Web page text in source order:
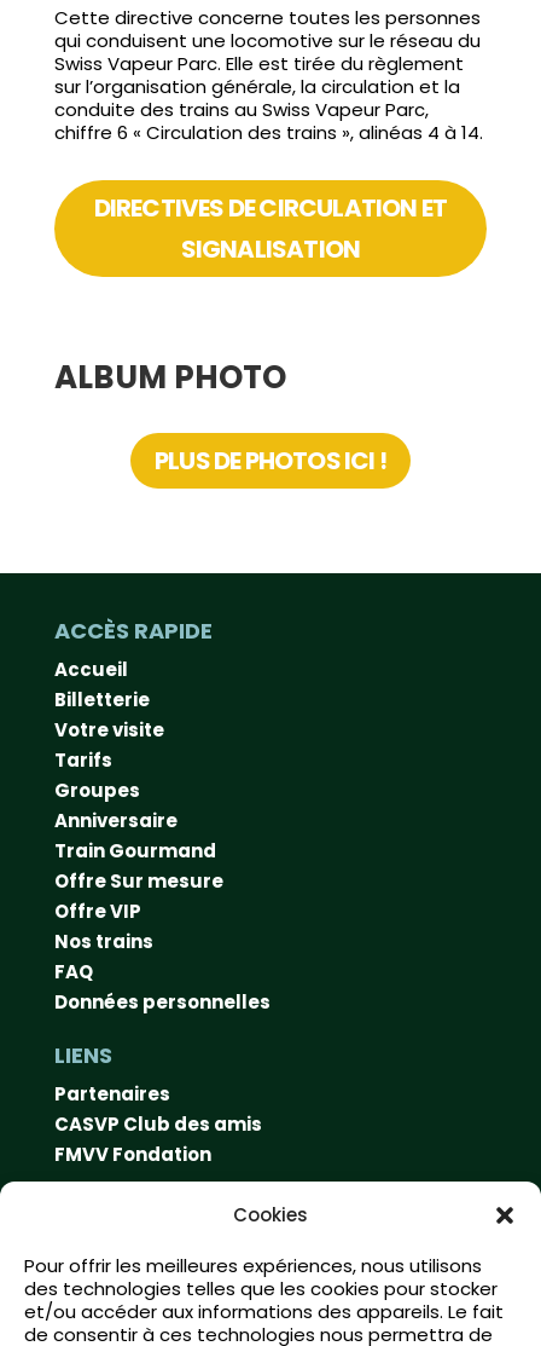
Cookies
Pour offrir les meilleures expériences, nous utilisons
des technologies telles que les cookies pour stocker
et/ou accéder aux informations des appareils. Le fait
de consentir à ces technologies nous permettra de
Cette directive concerne toutes les personnes
qui conduisent une locomotive sur le réseau du
Swiss Vapeur Parc. Elle est tirée du règlement
sur l’organisation générale, la circulation et la
conduite des trains au Swiss Vapeur Parc,
chiffre 6 « Circulation des trains », alinéas 4 à 14.
DIRECTIVES DE CIRCULATION ET
SIGNALISATION
ALBUM PHOTO
PLUS DE PHOTOS ICI !
ACCÈS RAPIDE
Accueil
Billetterie
Votre visite
Tarifs
Groupes
Anniversaire
Train Gourmand
Offre Sur mesure
Offre VIP
Nos trains
FAQ
Données personnelles
LIENS
Partenaires
CASVP Club des amis
FMVV Fondation
Rue du port 10
1897 Le Bouveret